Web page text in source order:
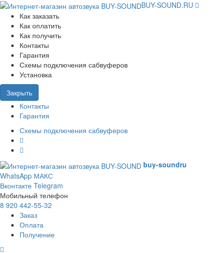
BUY-SOUND.RU
Как заказать
Как оплатить
Как получить
Контакты
Гарантия
Схемы подключения сабвуферов
Установка
Закрыть
Контакты
Гарантия
Схемы подключения сабвуферов
buy-soundru
WhatsApp МАКС
Вконтакте Telegram
Мобильный телефон
8 920 442-55-32
Заказ
Оплата
Получение